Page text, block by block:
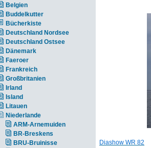
Belgien
Buddelkutter
Bücherkiste
Deutschland Nordsee
Deutschland Ostsee
Dänemark
Faeroer
Frankreich
Großbritanien
Irland
Island
Litauen
Niederlande
ARM-Arnemuiden
BR-Breskens
BRU-Bruinisse
Diashow WR 82